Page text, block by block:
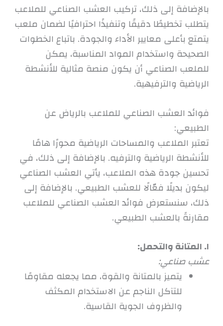
بالإضافة إلى ذلك، تركيب العشب الصناعي للملاعب
يتطلب تخطيطًا دقيقًا وتنفيذًا احترافيًا لضمان ملعب
يتمتع بأعلى معايير الأداء والجودة. باتباع الخطوات
الصحيحة واستخدام المواد المناسبة، يمكن
للملعب الصناعي أن يكون منصة مثالية للأنشطة
الرياضية والترفيهية.
فوائد العشب الصناعي للملاعب بالرياض عن
الطبيعي:
تعتبر الملاعب والمساحات الرياضية محورًا هامًا
للأنشطة الرياضية والترفيه. بالإضافة إلى ذلك، في
تحسين جودة هذه الملاعب، يأتي العشب الصناعي
ليكون بديلًا فعّالًا للعشب الطبيعي. بالإضافة إلى
ذلك، سنستعرض فوائد العشب الصناعي للملاعب
مقارنةً بالعشب الطبيعي.
١. المتانة والتحمل:
عشب صناعي:
يتميز بالمتانة والقوة، مما يجعله مقاومًا
للتآكل الناجم عن الاستخدام المكثف
والظروف الجوية القاسية.